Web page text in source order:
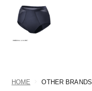
HOME OTHER BRANDS